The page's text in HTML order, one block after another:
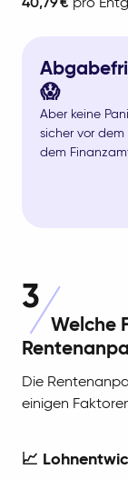
40,79 € pro
😱
Aber keine
sicher vor dem
dem
3
Welche
Die
einigen
📈